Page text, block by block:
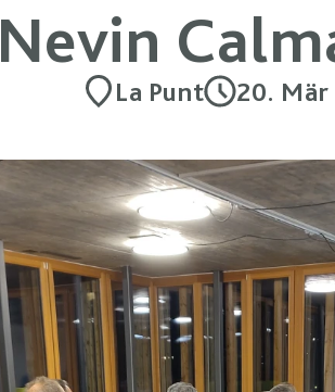
Nevin
La Punt 20. Mär